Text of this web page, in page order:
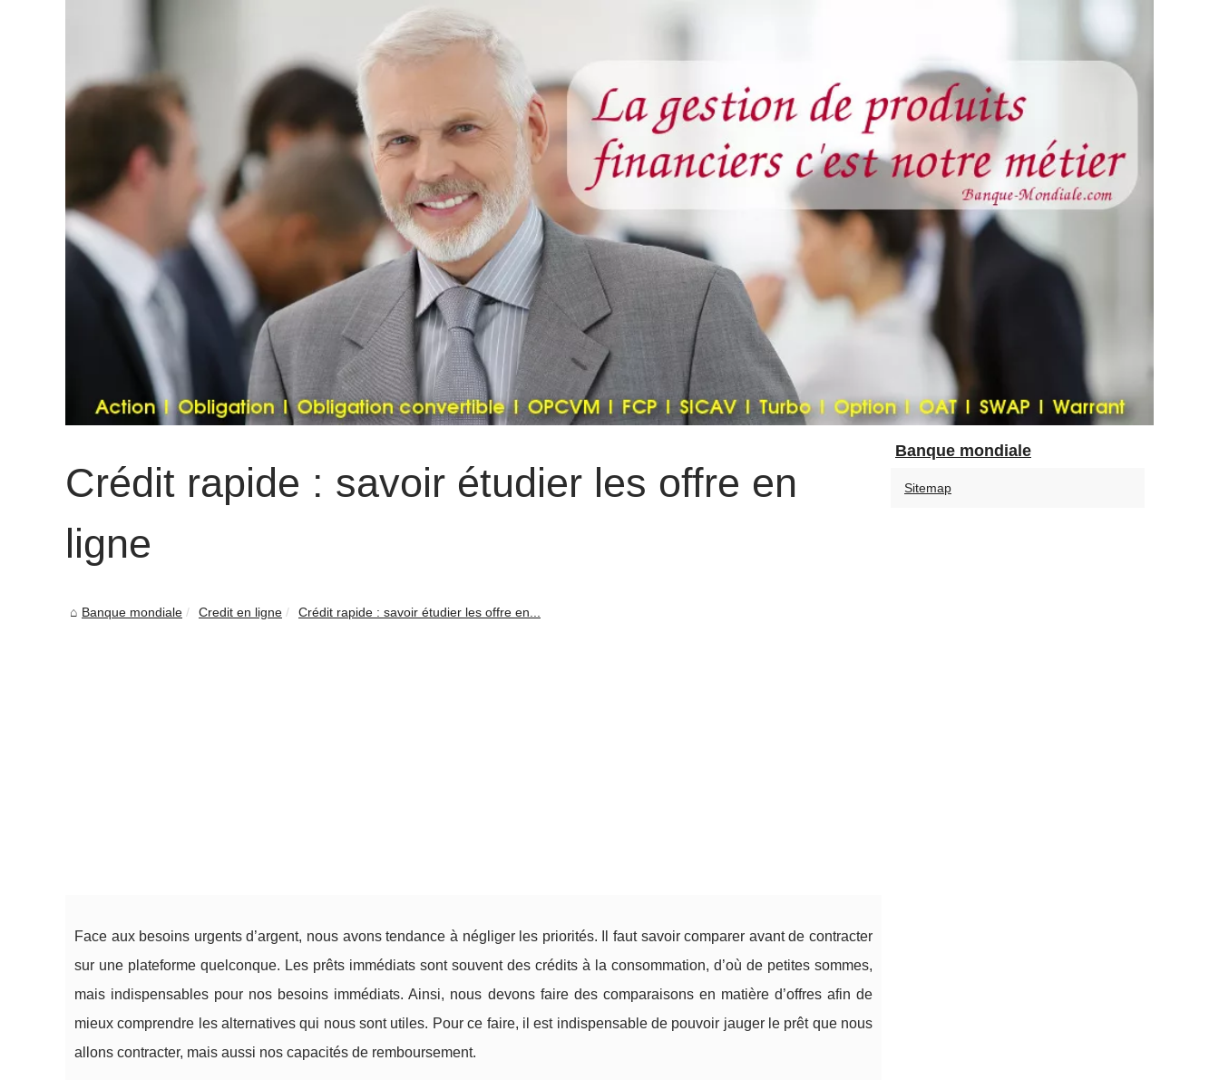
Crédit rapide : savoir étudier les offre en
ligne
Banque mondiale Credit en ligne Crédit rapide : savoir étudier les offre en...
Face aux besoins urgents d’argent, nous avons tendance à négliger les priorités. Il faut savoir comparer avant de contracter
sur une plateforme quelconque. Les prêts immédiats sont souvent des crédits à la consommation, d’où de petites sommes,
mais indispensables pour nos besoins immédiats. Ainsi, nous devons faire des comparaisons en matière d’offres afin de
mieux comprendre les alternatives qui nous sont utiles. Pour ce faire, il est indispensable de pouvoir jauger le prêt que nous
allons contracter, mais aussi nos capacités de remboursement.
Banque mondiale
Sitemap